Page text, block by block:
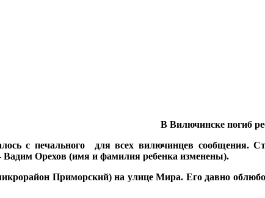
В Вилючинске погиб
с печального для всех вилючинцев сообщения.
Вадим Орехов (имя и фамилия ребенка изменены).
Приморский) на улице Мира. Его давно